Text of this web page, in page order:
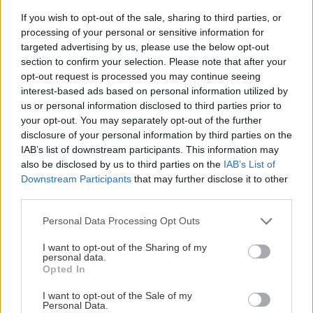
If you wish to opt-out of the sale, sharing to third parties, or
processing of your personal or sensitive information for
targeted advertising by us, please use the below opt-out
section to confirm your selection. Please note that after your
opt-out request is processed you may continue seeing
interest-based ads based on personal information utilized by
us or personal information disclosed to third parties prior to
your opt-out. You may separately opt-out of the further
disclosure of your personal information by third parties on the
IAB’s list of downstream participants. This information may
also be disclosed by us to third parties on the IAB’s List of
Downstream Participants that may further disclose it to other
Please note that this website/app uses one or more Google
not limited to your visit or usage behaviour. You may click to
grant or deny consent to Google and its third-party tags to
use your data for below specified purposes in below Google
consent section.
Personal Data Processing Opt Outs
I want to opt-out of the Sharing of my
personal data.
Opted In
I want to opt-out of the Sale of my
Personal Data.
Okrasná záhrada
Okrasné trávy v záhrade
Okrasná záhrada
Okrasné trávy v záhrade II
Okrasná záhrada